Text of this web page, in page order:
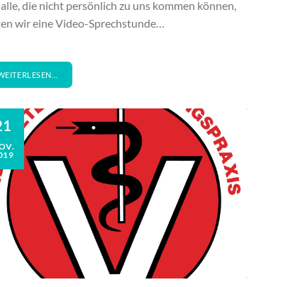
die nicht persönlich zu uns kommen können,
wir eine Video-Sprechstunde…